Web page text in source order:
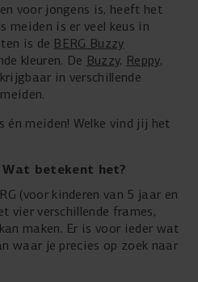
voor jongens is, heeft het
meiden is er veel keus in
is de BERG Buzzy
kleuren. De Buzzy, Reppy,
in verschillende
én meiden! Welke vind jij het
Wat betekent het?
(voor kinderen van 5 jaar en
vier verschillende frames,
maken. Er is voor ieder wat
waar je precies op zoek naar